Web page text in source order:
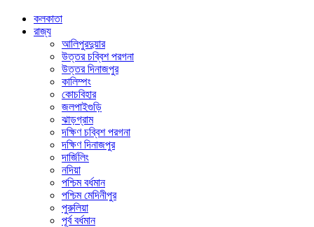
কলকাতা
রাজ্য
আলিপুরদুয়ার
উত্তর চব্বিশ পরগনা
উত্তর দিনাজপুর
কালিম্পং
কোচবিহার
জলপাইগুড়ি
ঝাড়গ্রাম
দক্ষিণ চব্বিশ পরগনা
দক্ষিণ দিনাজপুর
দার্জিলিং
নদিয়া
পশ্চিম বর্ধমান
পশ্চিম মেদিনীপুর
পুরুলিয়া
পূর্ব বর্ধমান